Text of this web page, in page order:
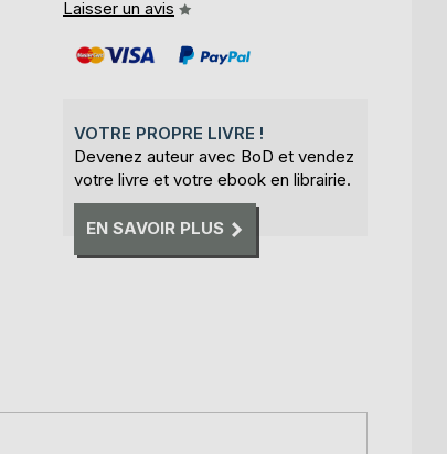
Laisser un avis
VOTRE PROPRE LIVRE !
Devenez auteur avec BoD et vendez
votre livre et votre ebook en librairie.
EN SAVOIR PLUS